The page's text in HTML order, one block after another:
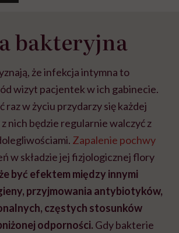
bakteryjna
że infekcja intymna to
wizyt pacjentek w ich gabinecie.
raz w życiu przydarzy się każdej
nich będzie regularnie walczyć z
Zapalenie pochwy
w składzie jej fizjologicznej flory
być efektem między innymi
przyjmowania antybiotyków,
częstych stosunków
odporności. Gdy bakterie